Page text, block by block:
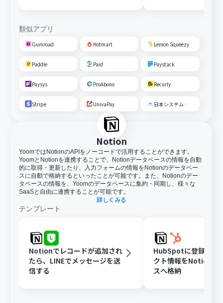
類似アプリ
Gumroad Hotmart Lemon Squeezy
Paddle Paid Paystack
Paysys ProAbono Recurly
Stripe UnivaPay 日本システム収納
Notion
YoomではNotionのAPIをノーコードで活用することができます。
YoomとNotionを連携することで、Notionデータベースの情報を自動
的に取得・更新したり、入力フォームの情報をNotionのデータベー
スに自動で格納するといったことが可能です。また、Notionのデー
タベースの情報を、Yoomのデータベースに集約・同期し、様々な
SaaSと自由に連携することが可能です。
詳しくみる
テンプレート
Notionでレコードが追加され
たら、LINEでメッセージを送
信する
HubSpotに登録され
クト情報をNotionデ
スへ格納